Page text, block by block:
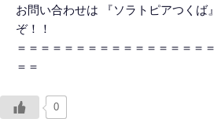
お問い合わせは 『ソラトピアつくば
ぞ！！
＝＝＝＝＝＝＝＝＝＝＝＝＝＝＝＝
＝＝
0